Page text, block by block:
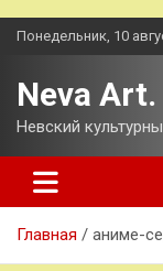
Перейти
Понедельник, 10
Neva Art.
Невский
Главная аниме-